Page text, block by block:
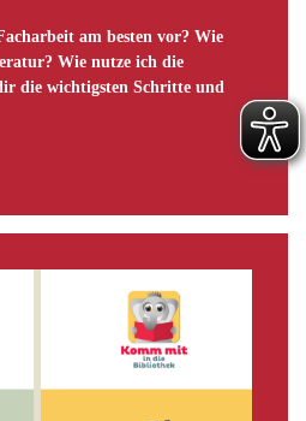
am besten vor? Wie
Wie nutze ich die
die wichtigsten Schritte und